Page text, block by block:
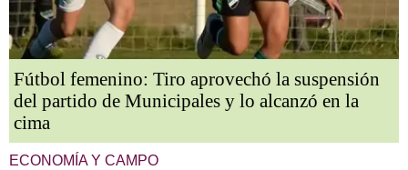
Fútbol femenino: Tiro aprovechó la suspensión
del partido de Municipales y lo alcanzó en la
cima
ECONOMÍA Y CAMPO